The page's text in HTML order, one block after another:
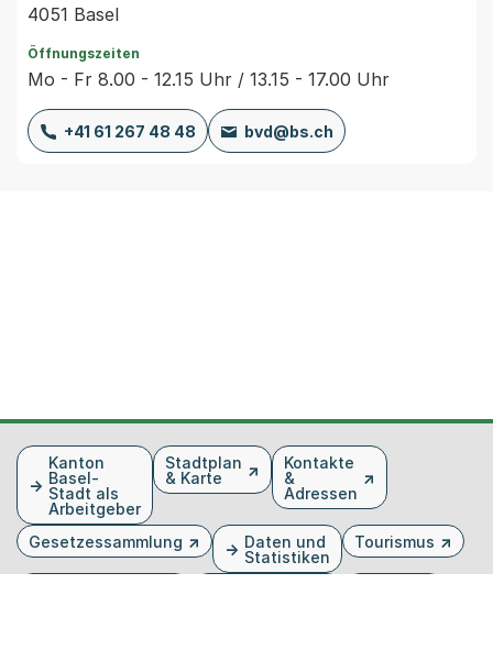
4051 Basel
Öffnungszeiten
Mo - Fr 8.00 - 12.15 Uhr / 13.15 - 17.00 Uhr
+41 61 267 48 48 bvd@bs.ch
FusszeileKanton
Basel-
Stadt als
Arbeitgeber
Stadtplan
& Karte
Kontakte
&
Adressen
Gesetzessammlung
Daten und
Statistiken
Tourismus